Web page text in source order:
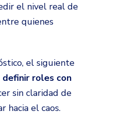
el nivel real de
quienes
el siguiente
definir roles con
sin claridad de
hacia el caos.